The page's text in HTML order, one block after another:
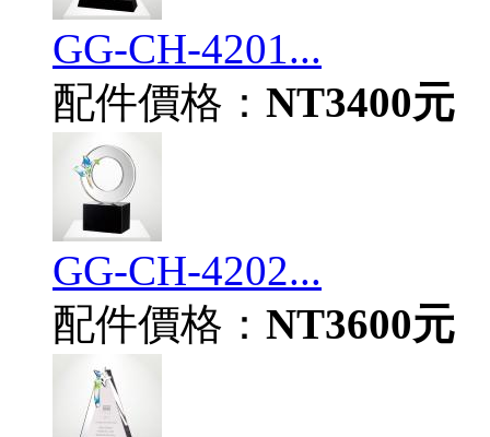
GG-CH-4201...
配件價格： NT3400元
GG-CH-4202...
配件價格： NT3600元